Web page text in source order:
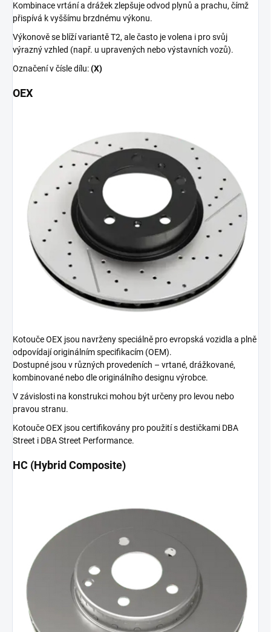
Kombinace vrtání a drážek zlepšuje odvod plynů a prachu, čímž
přispívá k vyššímu brzdnému výkonu.
Výkonově se blíží variantě T2, ale často je volena i pro svůj
výrazný vzhled (např. u upravených nebo výstavních vozů).
Označení v čísle dílu:(X)
OEX
Kotouče OEX jsou navrženy speciálně pro evropská vozidla a plně
odpovídají originálním specifikacím (OEM).
Dostupné jsou v různých provedeních – vrtané, drážkované,
kombinované nebo dle originálního designu výrobce.
V závislosti na konstrukci mohou být určeny pro levou nebo
pravou stranu.
Kotouče OEX jsou certifikovány pro použití s destičkami DBA
Street i DBA Street Performance.
HC (Hybrid Composite)